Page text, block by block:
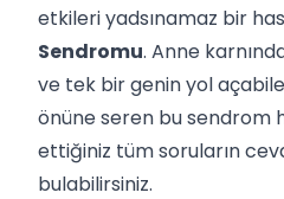
etkileri yadsınamaz bir
Sendromu. Anne
ve tek bir genin yol
önüne seren bu sendrom
ettiğiniz tüm soruların
bulabilirsiniz.